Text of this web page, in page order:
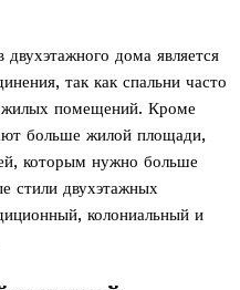
дома является
так как спальни часто
жилых помещений. Кроме
больше жилой площади,
которым нужно больше
стили двухэтажных
колониальный и